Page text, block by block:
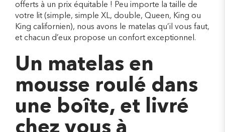
offerts à un prix équitable ! Peu importe la taille de
votre lit (simple, simple XL, double, Queen, King ou
King californien), nous avons le matelas qu’il vous faut,
et chacun d’eux propose un confort exceptionnel.
Un matelas en
mousse roulé dans
une boîte, et livré